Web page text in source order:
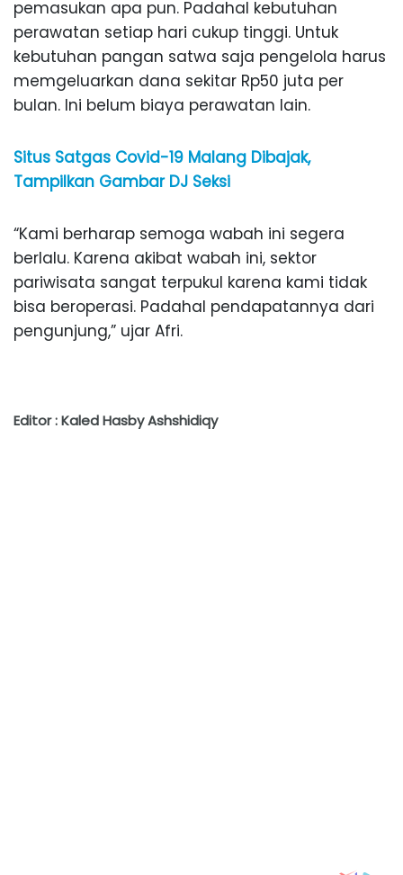
pemasukan apa pun. Padahal kebutuhan
perawatan setiap hari cukup tinggi. Untuk
kebutuhan pangan satwa saja pengelola harus
memgeluarkan dana sekitar Rp50 juta per
bulan. Ini belum biaya perawatan lain.
Situs Satgas Covid-19 Malang Dibajak,
Tampilkan Gambar DJ Seksi
“Kami berharap semoga wabah ini segera
berlalu. Karena akibat wabah ini, sektor
pariwisata sangat terpukul karena kami tidak
bisa beroperasi. Padahal pendapatannya dari
pengunjung,” ujar Afri.
Editor : Kaled Hasby Ashshidiqy